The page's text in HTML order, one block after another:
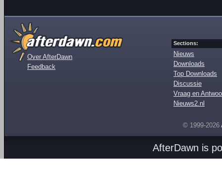
Over AfterDawn
Feedback
Sections:
Nieuws
Downloads
Top Downloads
Discussie
Vraag en
Nieuws2.nl
© 1999-2026
AfterDawn is